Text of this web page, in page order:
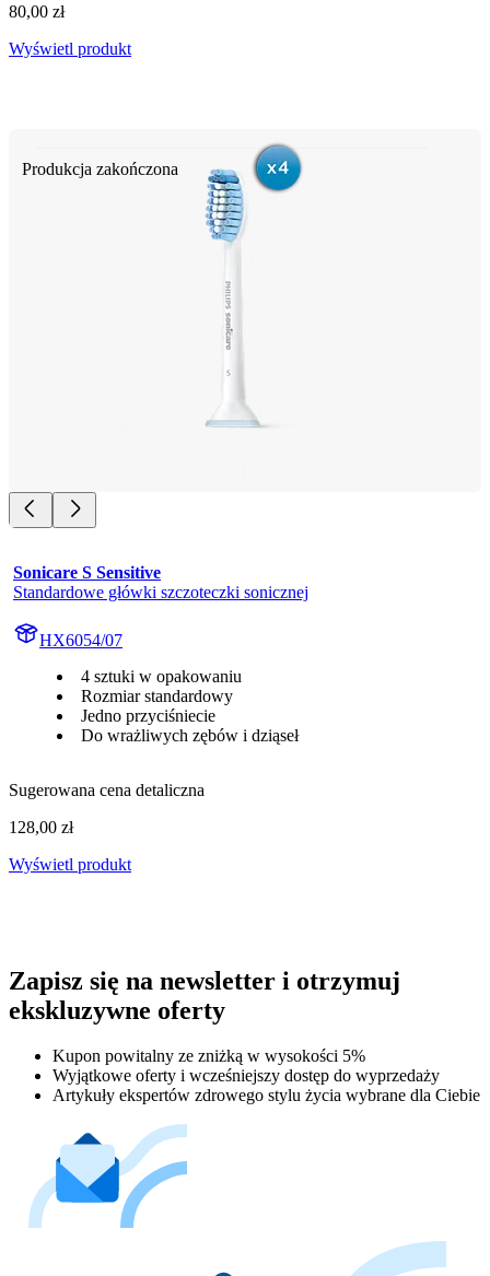
80,00 zł
Wyświetl produkt
Produkcja zakończona
Sonicare S Sensitive
Standardowe główki szczoteczki sonicznej
HX6054/07
4 sztuki w opakowaniu
Rozmiar standardowy
Jedno przyciśniecie
Do wrażliwych zębów i dziąseł
Sugerowana cena detaliczna
128,00 zł
Wyświetl produkt
Zapisz się na newsletter i otrzymuj
ekskluzywne oferty
Kupon powitalny ze zniżką w wysokości 5%
Wyjątkowe oferty i wcześniejszy dostęp do wyprzedaży
Artykuły ekspertów zdrowego stylu życia wybrane dla Ciebie